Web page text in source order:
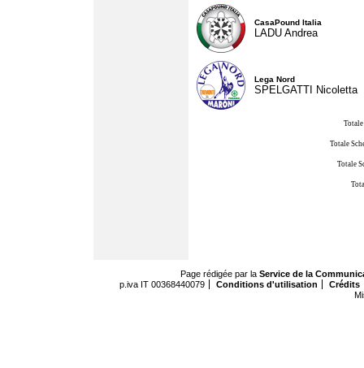
CasaPound Italia
LADU Andrea
Lega Nord
SPELGATTI Nicoletta
Totale
Totale
Page rédigée par la Service de la
p.iva IT 00368440079
Conditions d'utilisation
Crédits